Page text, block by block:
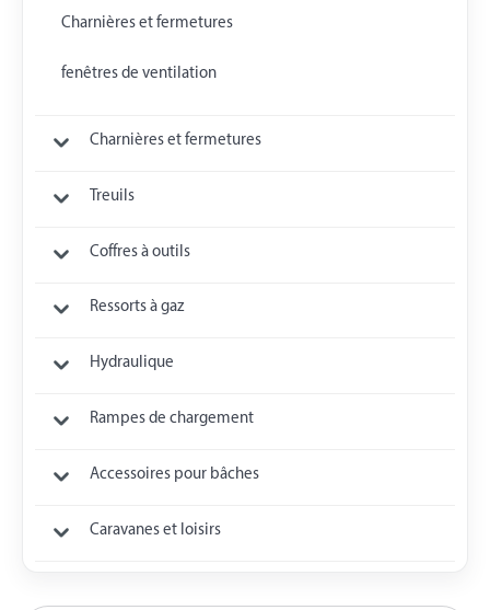
Charnières et fermetures
fenêtres de ventilation
Charnières et fermetures
Treuils
Coffres à outils
Ressorts à gaz
Hydraulique
Rampes de chargement
Accessoires pour bâches
Caravanes et loisirs